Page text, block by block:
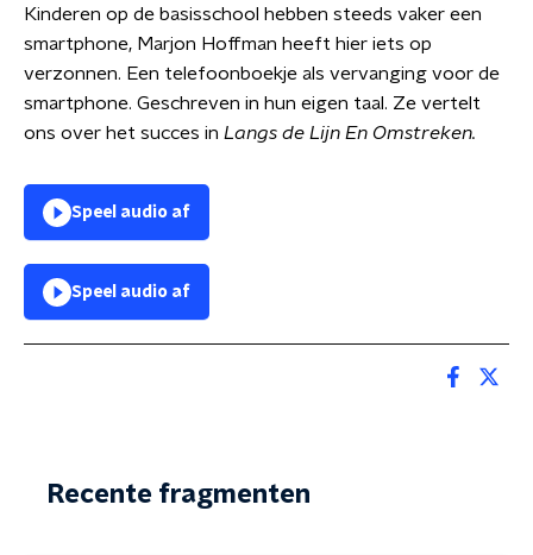
Kinderen op de basisschool hebben steeds vaker een
smartphone, Marjon Hoffman heeft hier iets op
verzonnen. Een telefoonboekje als vervanging voor de
smartphone. Geschreven in hun eigen taal. Ze vertelt
ons over het succes in Langs de Lijn En Omstreken.
Speel audio af
Speel audio af
Recente fragmenten